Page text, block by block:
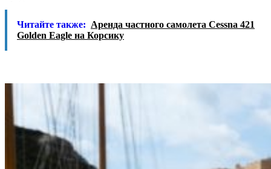
Читайте также: Аренда частного самолета Cessna 421
Golden Eagle на Корсику